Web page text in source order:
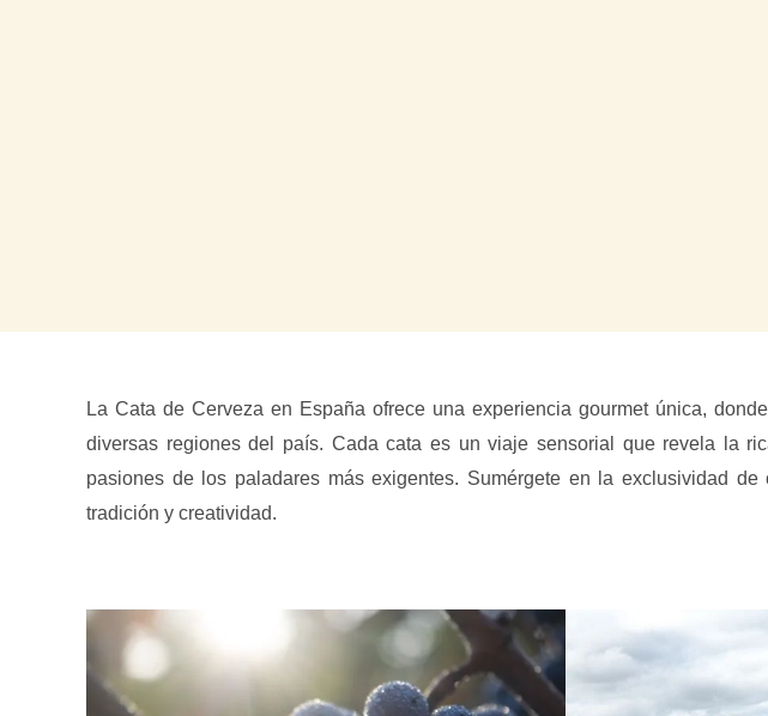
La Cata de Cerveza en España ofrece una experiencia gourmet única,
diversas regiones del país. Cada cata es un viaje sensorial que revela la
pasiones de los paladares más exigentes. Sumérgete en la exclusividad
tradición y creatividad.